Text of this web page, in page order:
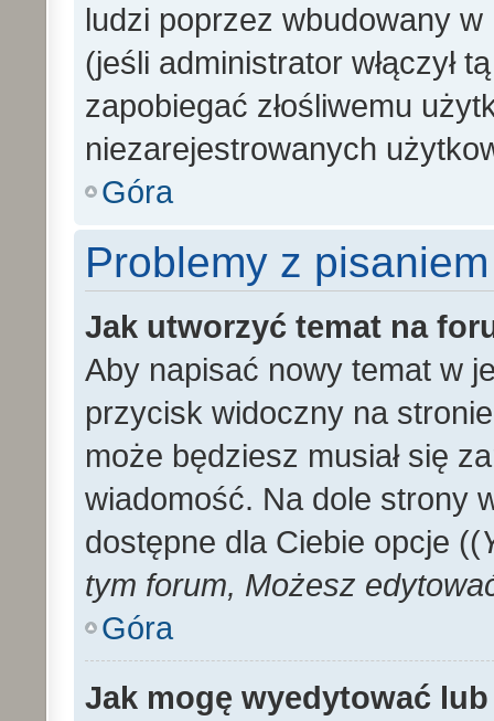
ludzi poprzez wbudowany
(jeśli administrator włączył
zapobiegać złośliwemu
niezarejestrowanych
Góra
Problemy z pisaniem
Jak utworzyć temat na
Aby napisać nowy temat w
przycisk widoczny na
może będziesz musiał się
wiadomość. Na dole strony
dostępne dla Ciebie opcje ((
tym forum, Możesz
Góra
Jak mogę wyedytować